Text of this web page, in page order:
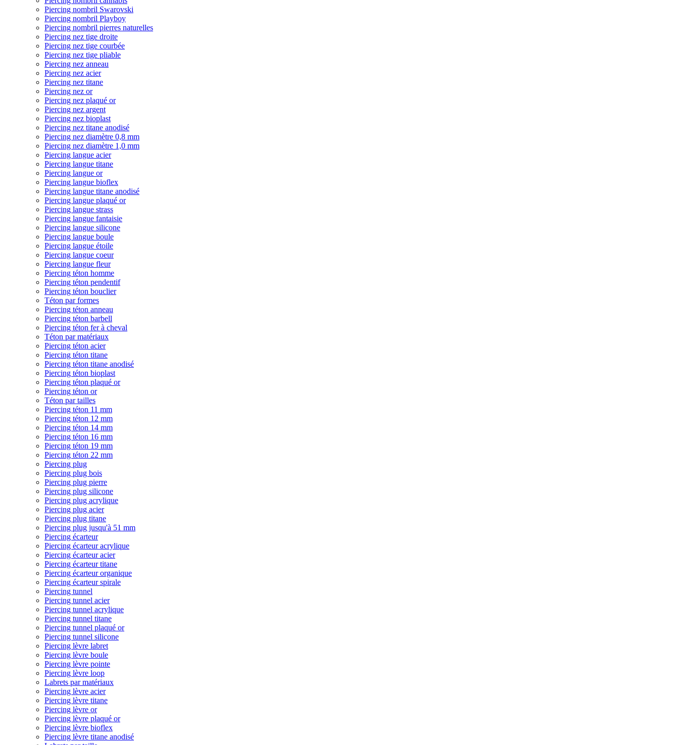
Piercing nombril Swarovski
Piercing nombril Playboy
Piercing nombril pierres naturelles
Piercing nez tige droite
Piercing nez tige courbée
Piercing nez tige pliable
Piercing nez anneau
Piercing nez acier
Piercing nez titane
Piercing nez or
Piercing nez plaqué or
Piercing nez argent
Piercing nez bioplast
Piercing nez titane anodisé
Piercing nez diamètre 0,8 mm
Piercing nez diamètre 1,0 mm
Piercing langue acier
Piercing langue titane
Piercing langue or
Piercing langue bioflex
Piercing langue titane anodisé
Piercing langue plaqué or
Piercing langue strass
Piercing langue fantaisie
Piercing langue silicone
Piercing langue boule
Piercing langue étoile
Piercing langue coeur
Piercing langue fleur
Piercing téton homme
Piercing téton pendentif
Piercing téton bouclier
Téton par formes
Piercing téton anneau
Piercing téton barbell
Piercing téton fer à cheval
Téton par matériaux
Piercing téton acier
Piercing téton titane
Piercing téton titane anodisé
Piercing téton bioplast
Piercing téton plaqué or
Piercing téton or
Téton par tailles
Piercing téton 11 mm
Piercing téton 12 mm
Piercing téton 14 mm
Piercing téton 16 mm
Piercing téton 19 mm
Piercing téton 22 mm
Piercing plug
Piercing plug bois
Piercing plug pierre
Piercing plug silicone
Piercing plug acrylique
Piercing plug acier
Piercing plug titane
Piercing plug jusqu'à 51 mm
Piercing écarteur
Piercing écarteur acrylique
Piercing écarteur acier
Piercing écarteur titane
Piercing écarteur organique
Piercing écarteur spirale
Piercing tunnel
Piercing tunnel acier
Piercing tunnel acrylique
Piercing tunnel titane
Piercing tunnel plaqué or
Piercing tunnel silicone
Piercing lèvre labret
Piercing lèvre boule
Piercing lèvre pointe
Piercing lèvre loop
Labrets par matériaux
Piercing lèvre acier
Piercing lèvre titane
Piercing lèvre or
Piercing lèvre plaqué or
Piercing lèvre bioflex
Piercing lèvre titane anodisé